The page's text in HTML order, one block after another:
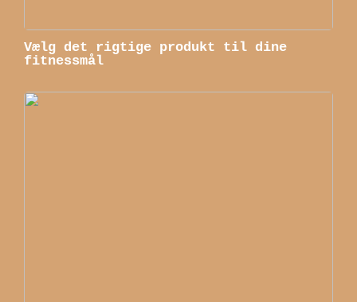
Vælg det rigtige produkt til dine
fitnessmål